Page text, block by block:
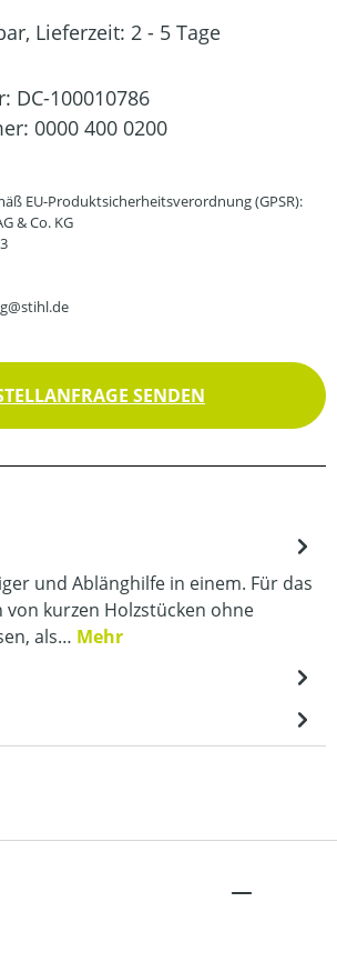
Lieferzeit: 2 - 5 Tage
DC-100010786
0000 400 0200
EU-Produktsicherheitsverordnung (GPSR):
& Co. KG
SENDEN
und Ablänghilfe in einem. Für das
kurzen Holzstücken ohne
als… Mehr